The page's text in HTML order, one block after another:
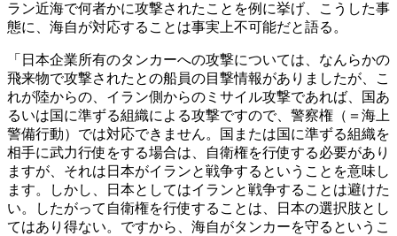
ラン近海で何者かに攻撃されたことを例に挙げ、こうした事
態に、海自が対応することは事実上不可能だと語る。
「日本企業所有のタンカーへの攻撃については、なんらかの
飛来物で攻撃されたとの船員の目撃情報がありましたが、こ
れが陸からの、イラン側からのミサイル攻撃であれば、国あ
るいは国に準ずる組織による攻撃ですので、警察権（＝海上
警備行動）では対応できません。国または国に準ずる組織を
相手に武力行使をする場合は、自衛権を行使する必要があり
ますが、それは日本がイランと戦争するということを意味し
ます。しかし、日本としてはイランと戦争することは避けた
い。したがって自衛権を行使することは、日本の選択肢とし
てはあり得ない。ですから、海自がタンカーを守るというこ